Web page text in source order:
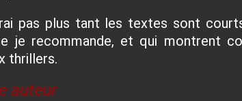
pas plus tant les textes sont
je recommande, et qui montrent
thrillers.
auteur